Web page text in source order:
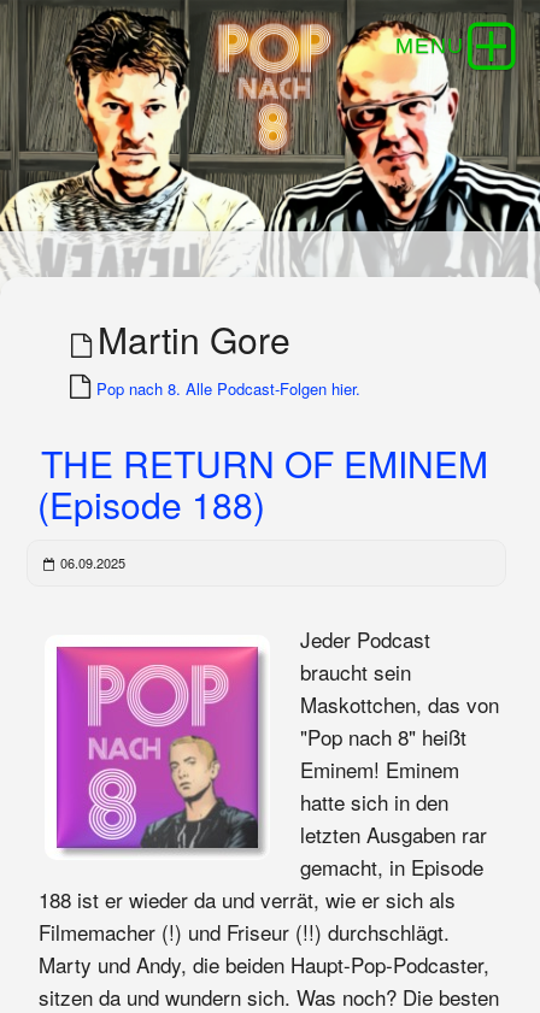
Martin Gore
Pop nach 8. Alle Podcast-Folgen hier.
THE RETURN OF EMINEM
(Episode 188)
06.09.2025
Jeder Podcast
braucht sein
Maskottchen, das von
"Pop nach 8" heißt
Eminem! Eminem
hatte sich in den
letzten Ausgaben rar
gemacht, in Episode
188 ist er wieder da und verrät, wie er sich als
Filmemacher (!) und Friseur (!!) durchschlägt.
Marty und Andy, die beiden Haupt-Pop-Podcaster,
sitzen da und wundern sich. Was noch? Die besten